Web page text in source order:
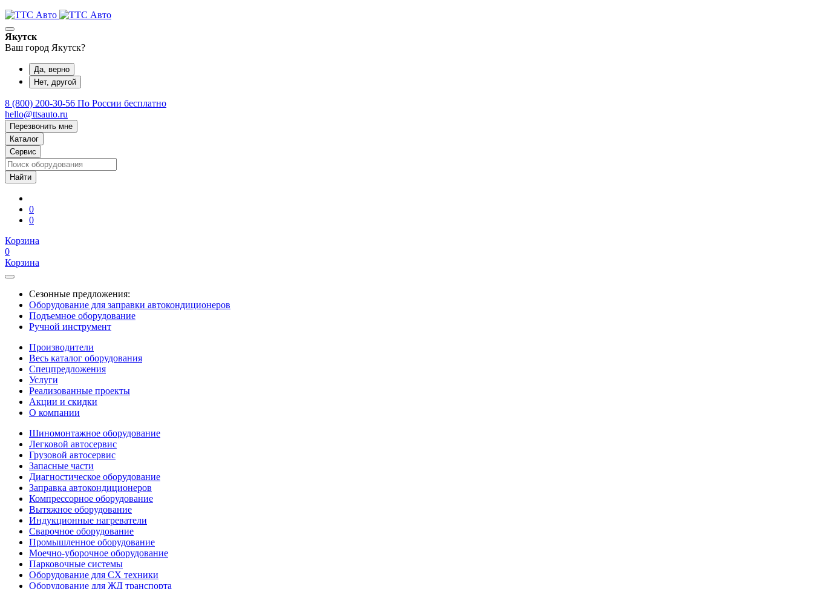
Якутск
Ваш город Якутск?
Да, верно
Нет, другой
8 (800) 200-30-56 По России бесплатно
hello@ttsauto.ru
Перезвонить мне
Каталог
Сервис
0
0
Корзина
0
Корзина
Сезонные предложения:
Оборудование для заправки автокондиционеров
Подъемное оборудование
Ручной инструмент
Производители
Весь каталог оборудования
Спецпредложения
Услуги
Реализованные проекты
Акции и скидки
О компании
Шиномонтажное оборудование
Легковой автосервис
Грузовой автосервис
Запасные части
Диагностическое оборудование
Заправка автокондиционеров
Компрессорное оборудование
Вытяжное оборудование
Индукционные нагреватели
Сварочное оборудование
Промышленное оборудование
Моечно-уборочное оборудование
Парковочные системы
Оборудование для СХ техники
Оборудование для ЖД транспорта